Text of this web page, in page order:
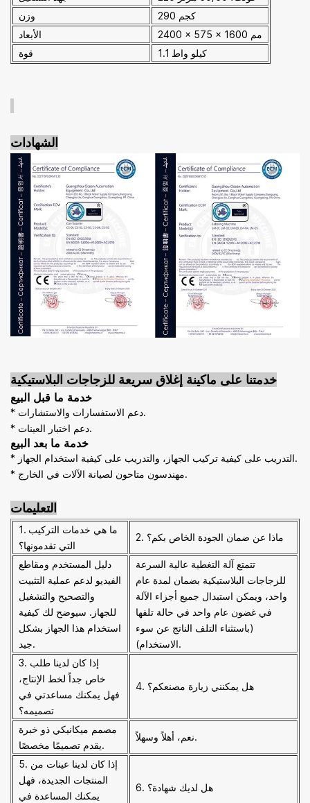
وزن
290 كجم
الأبعاد
2400 × 575 × 1600 مم
قوة
1.1 كيلو واط
الشهادات
خدمتنا على ماكينة إغلاق سريعة للزجاجات البلاستيكية
خدمة ما قبل البيع
* دعم الاستفسارات والاستشارات.
* دعم اختبار العينات.
خدمة ما بعد البيع
* التدريب على كيفية تركيب الجهاز، والتدريب على كيفية استخدام الجهاز.
* مهندسون متاحون لصيانة الآلات في الخارج.
التعليمات
1. ما هي خدمات التركيب
التي تقدمونها؟
2. ماذا عن ضمان الجودة الخاص بكم؟
دليل المستخدم ومقاطع
الفيديو لدعم عملية التثبيت
والتصحيح والتشغيل
للجهاز. سيوضح لك كيفية
استخدام هذا الجهاز بشكل
جيد.
تتمتع آلة التغطية عالية السرعة
للزجاجات البلاستيكية بضمان لمدة عام
واحد، ويمكن استبدال جميع أجزاء الآلة
في غضون عام واحد في حالة تلفها
(باستثناء التلف الناتج عن سوء
الاستخدام).
3. إذا كان لدينا طلب
خاص جداً لخط الإنتاج،
فهل يمكنك مساعدتي في
تصميمه؟
4. هل يمكنني زيارة مصنعكم؟
مصمم ميكانيكي ذو خبرة
يقدم تصميمًا مخصصًا.
نعم، أهلاً وسهلاً.
5. إذا كان لدينا عينات من
المنتجات الجديدة، فهل
يمكنك المساعدة في
6. هل لديك شهادة؟